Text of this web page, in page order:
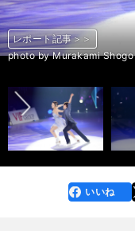
レポート記事＞＞
photo by Murakami Shogo
レポート記事＞＞
photo by Murakami Shogo
レポート記事＞＞
photo by Murakami Shogo
レポート記事＞＞
photo by Murakami Shogo
レポート記事＞＞
photo by Murakami Shogo
レポート記事＞＞
photo by Murakami Shogo
レポート記事＞＞
photo by Murakami Shogo
レポート記事＞＞
photo by Murakami Shogo
レポート記事＞＞
photo by Murakami Shogo
レポート記事＞＞
photo by Murakami Shogo
レポート記事＞＞
photo by Murakami Shogo
レポート記事＞＞
photo by Murakami Shogo
レポート記事＞＞
photo by Murakami Shogo
レポート記事＞＞
photo by Murakami Shogo
レポート記事＞＞
photo by Murakami Shogo
レポート記事＞＞
photo by Murakami Shogo
レポート記事＞＞
photo by Murakami Shogo
レポート記事＞＞
photo by Murakami Shogo
レポート記事＞＞
photo by Murakami Shogo
レポート記事＞＞
photo by Murakami Shogo
レポート記事＞＞
photo by Murakami Shogo
レポート記事＞＞
photo by Murakami Shogo
レポート記事＞＞
photo by Murakami Shogo
レポート記事＞＞
photo by Murakami Shogo
レポート記事＞＞
photo by Murakami Shogo
レポート記事＞＞
photo by Murakami Shogo
レポート記事＞＞
photo by Murakami Shogo
レポート記事＞＞
photo by Murakami Shogo
レポート記事＞＞
photo by Murakami Shogo
レポート記事＞＞
photo by Murakami Shogo
レポート記事＞＞
photo by Murakami Shogo
レポート記事＞＞
photo by Murakami Shogo
レポート記事＞＞
photo by Murakami Shogo
レポート記事＞＞
photo by Murakami Shogo
前へ
faceboo
k
いいね